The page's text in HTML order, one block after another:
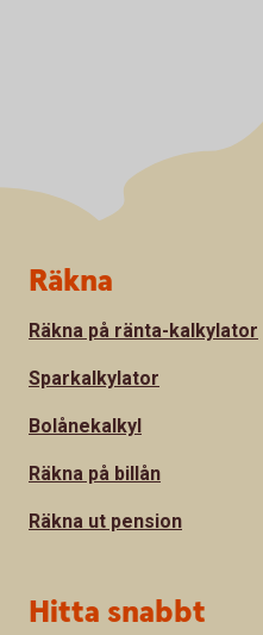
Sidfot
Räkna
Räkna på ränta-kalkylator
Sparkalkylator
Bolånekalkyl
Räkna på billån
Räkna ut pension
Hitta snabbt